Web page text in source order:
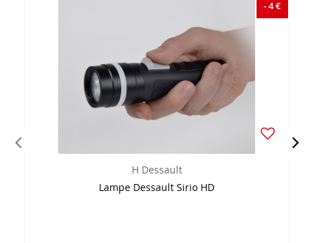
- 4 €
H Dessault
Lampe Dessault Sirio HD